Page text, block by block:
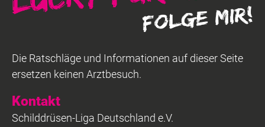
Kontakt
Schilddrüsen-Liga Deutschland e.V.
Die Ratschläge und Informationen auf dieser Seite
ersetzen keinen Arztbesuch.